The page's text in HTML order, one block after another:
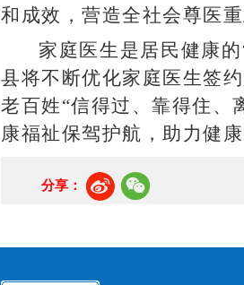
和成效，营造全社会尊医重
家庭医生是居民健康
县将不断优化家庭医生签
老百姓“信得过、靠得住、
康福祉保驾护航，助力健
分享：